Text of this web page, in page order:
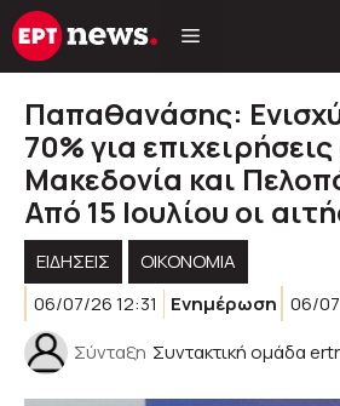
Μετάβαση
σε
Παπαθανάσης:
70% για
Μακεδονία και
Από 15 Ιουλίου οι
ΕΙΔΗΣΕΙΣ
ΟΙΚΟΝΟΜΙΑ
06/07/26 12:31
Ενημέρωση 06/
Σύνταξη Συντακτική ομάδα